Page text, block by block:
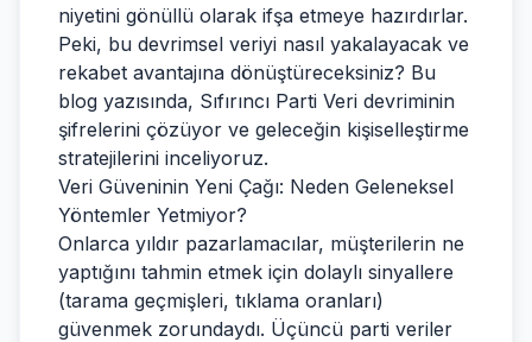
niyetini gönüllü olarak ifşa etmeye hazırdırlar.
Peki, bu devrimsel veriyi nasıl yakalayacak ve
rekabet avantajına dönüştüreceksiniz? Bu
blog yazısında, Sıfırıncı Parti Veri devriminin
şifrelerini çözüyor ve geleceğin kişiselleştirme
stratejilerini inceliyoruz.
Veri Güveninin Yeni Çağı: Neden Geleneksel
Yöntemler Yetmiyor?
Onlarca yıldır pazarlamacılar, müşterilerin ne
yaptığını tahmin etmek için dolaylı sinyallere
(tarama geçmişleri, tıklama oranları)
güvenmek zorundaydı. Üçüncü parti veriler